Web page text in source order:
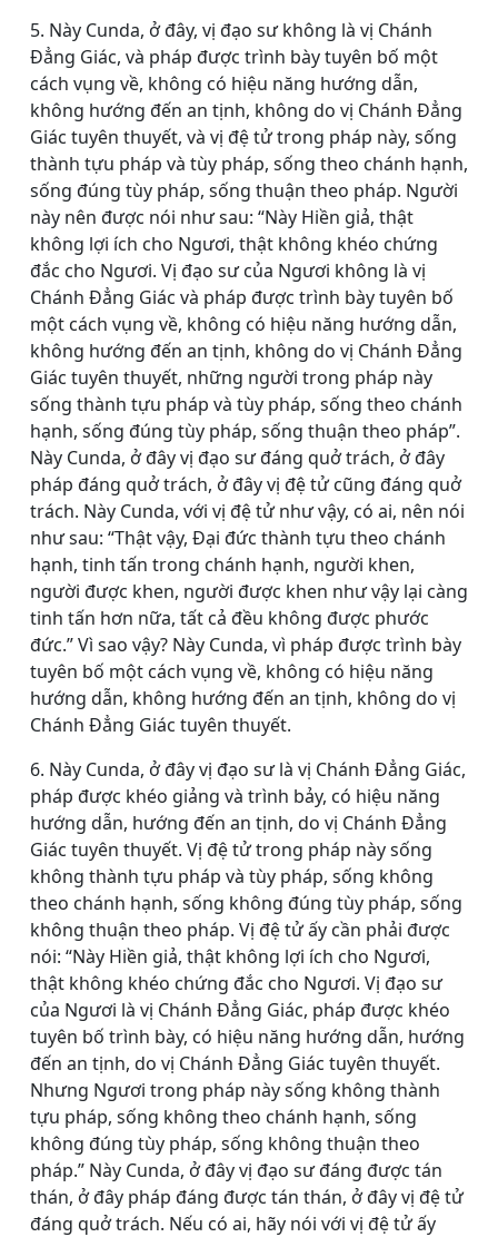
5. Này Cunda, ở đây, vị đạo sư không là vị Chánh
Ðẳng Giác, và pháp được trình bày tuyên bố một
cách vụng về, không có hiệu năng hướng dẫn,
không hướng đến an tịnh, không do vị Chánh Ðẳng
Giác tuyên thuyết, và vị đệ tử trong pháp này, sống
thành tựu pháp và tùy pháp, sống theo chánh hạnh,
sống đúng tùy pháp, sống thuận theo pháp. Người
này nên được nói như sau: “Này Hiền giả, thật
không lợi ích cho Ngươi, thật không khéo chứng
đắc cho Ngươi. Vị đạo sư của Ngươi không là vị
Chánh Ðẳng Giác và pháp được trình bày tuyên bố
một cách vụng về, không có hiệu năng hướng dẫn,
không hướng đến an tịnh, không do vị Chánh Ðẳng
Giác tuyên thuyết, những người trong pháp này
sống thành tựu pháp và tùy pháp, sống theo chánh
hạnh, sống đúng tùy pháp, sống thuận theo pháp”.
Này Cunda, ở đây vị đạo sư đáng quở trách, ở đây
pháp đáng quở trách, ở đây vị đệ tử cũng đáng quở
trách. Này Cunda, với vị đệ tử như vậy, có ai, nên nói
như sau: “Thật vậy, Ðại đức thành tựu theo chánh
hạnh, tinh tấn trong chánh hạnh, người khen,
người được khen, người được khen như vậy lại càng
tinh tấn hơn nữa, tất cả đều không được phước
đức.” Vì sao vậy? Này Cunda, vì pháp được trình bày
tuyên bố một cách vụng về, không có hiệu năng
hướng dẫn, không hướng đến an tịnh, không do vị
Chánh Ðẳng Giác tuyên thuyết.
6. Này Cunda, ở đây vị đạo sư là vị Chánh Ðẳng Giác,
pháp được khéo giảng và trình bảy, có hiệu năng
hướng dẫn, hướng đến an tịnh, do vị Chánh Ðẳng
Giác tuyên thuyết. Vị đệ tử trong pháp này sống
không thành tựu pháp và tùy pháp, sống không
theo chánh hạnh, sống không đúng tùy pháp, sống
không thuận theo pháp. Vị đệ tử ấy cần phải được
nói: “Này Hiền giả, thật không lợi ích cho Ngươi,
thật không khéo chứng đắc cho Ngươi. Vị đạo sư
của Ngươi là vị Chánh Ðẳng Giác, pháp được khéo
tuyên bố trình bày, có hiệu năng hướng dẫn, hướng
đến an tịnh, do vị Chánh Ðẳng Giác tuyên thuyết.
Nhưng Ngươi trong pháp này sống không thành
tựu pháp, sống không theo chánh hạnh, sống
không đúng tùy pháp, sống không thuận theo
pháp.” Này Cunda, ở đây vị đạo sư đáng được tán
thán, ở đây pháp đáng được tán thán, ở đây vị đệ tử
đáng quở trách. Nếu có ai, hãy nói với vị đệ tử ấy